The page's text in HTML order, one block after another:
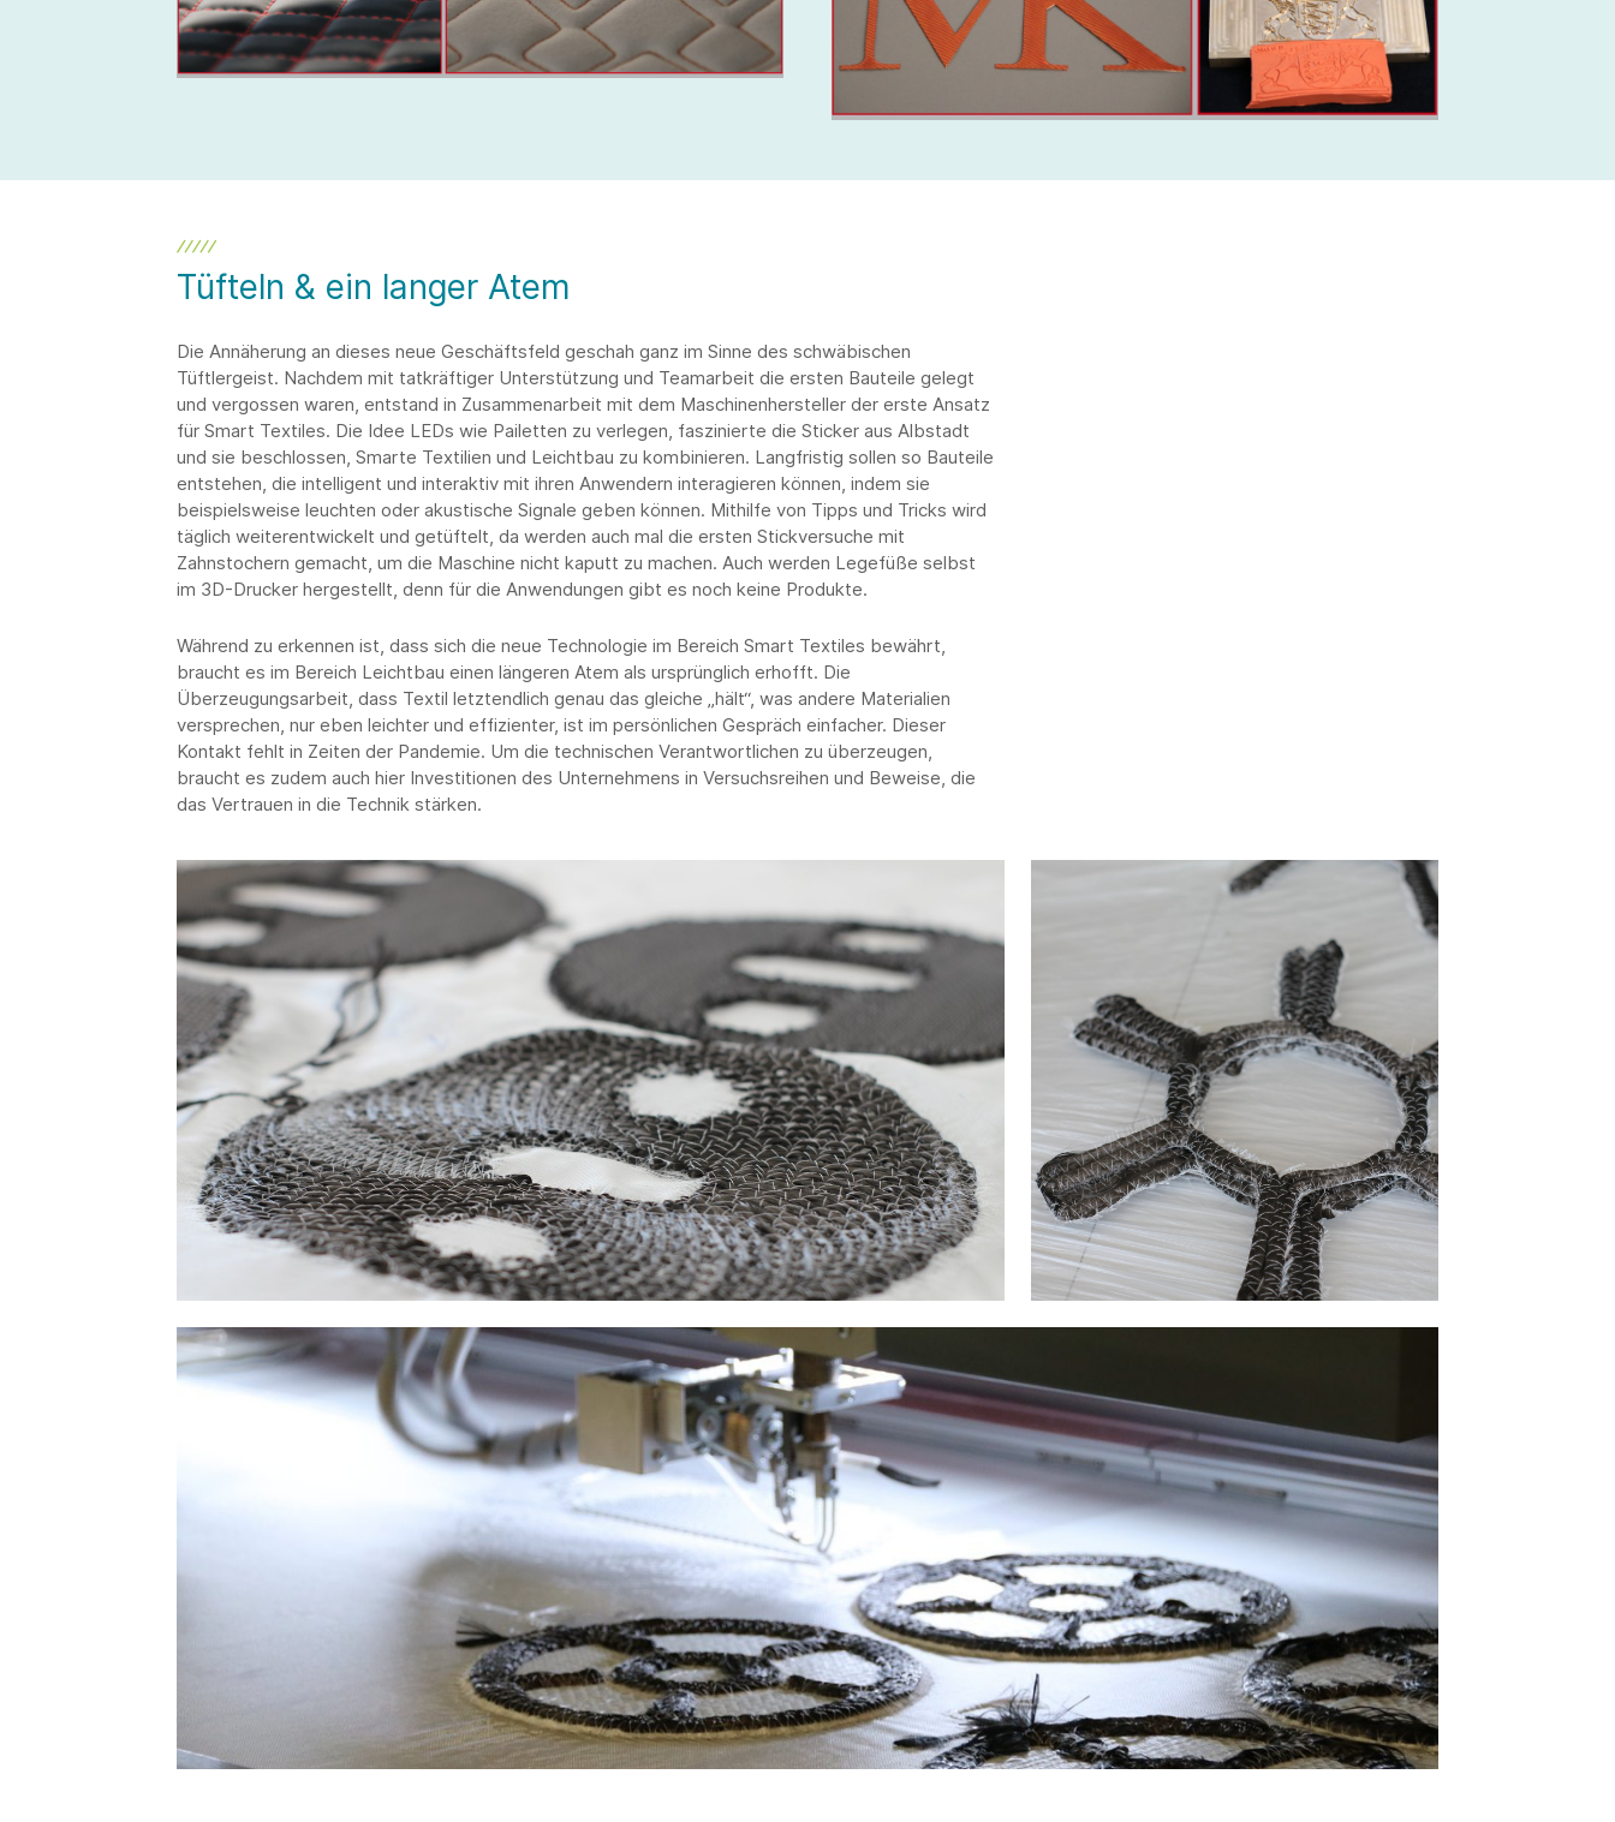
Tüfteln & ein langer Atem
Die Annäherung an dieses neue Geschäftsfeld geschah ganz im Sinne des schwäbischen
Tüftlergeist. Nachdem mit tatkräftiger Unterstützung und Teamarbeit die ersten Bauteile gelegt
und vergossen waren, entstand in Zusammenarbeit mit dem Maschinenhersteller der erste Ansatz
für Smart Textiles. Die Idee LEDs wie Pailetten zu verlegen, faszinierte die Sticker aus Albstadt
und sie beschlossen, Smarte Textilien und Leichtbau zu kombinieren. Langfristig sollen so Bauteile
entstehen, die intelligent und interaktiv mit ihren Anwendern interagieren können, indem sie
beispielsweise leuchten oder akustische Signale geben können. Mithilfe von Tipps und Tricks wird
täglich weiterentwickelt und getüftelt, da werden auch mal die ersten Stickversuche mit
Zahnstochern gemacht, um die Maschine nicht kaputt zu machen. Auch werden Legefüße selbst
im 3D-Drucker hergestellt, denn für die Anwendungen gibt es noch keine Produkte.
Während zu erkennen ist, dass sich die neue Technologie im Bereich Smart Textiles bewährt,
braucht es im Bereich Leichtbau einen längeren Atem als ursprünglich erhofft. Die
Überzeugungsarbeit, dass Textil letztendlich genau das gleiche „hält“, was andere Materialien
versprechen, nur eben leichter und effizienter, ist im persönlichen Gespräch einfacher. Dieser
Kontakt fehlt in Zeiten der Pandemie. Um die technischen Verantwortlichen zu überzeugen,
braucht es zudem auch hier Investitionen des Unternehmens in Versuchsreihen und Beweise, die
das Vertrauen in die Technik stärken.